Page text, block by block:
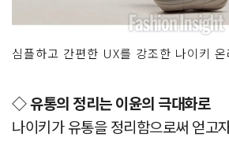
심플하고 간편한 UX를 강조한 나이키 온
◇ 유통의 정리는 이윤의 극대화로
나이키가 유통을 정리함으로써 얻고